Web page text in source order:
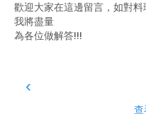
歡迎大家在這邊留言，如對料
我將盡量
為各位做解答!!!
‹
查